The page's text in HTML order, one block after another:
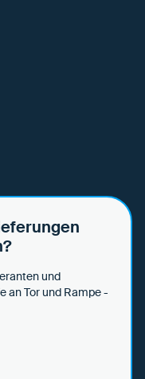
und
an Tor und Rampe -